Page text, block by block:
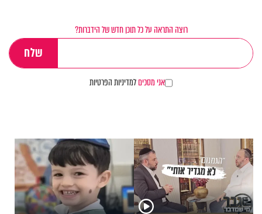
רוצה התראה על כל תוכן חדש של הידברות?
אני מסכיםלמדיניות הפרטיות